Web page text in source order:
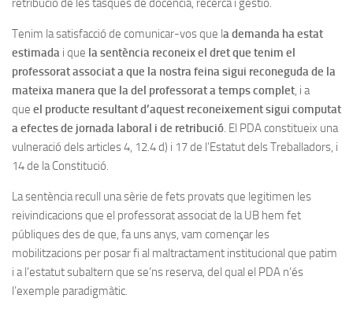
Tenim la satisfacció de comunicar-vos que la demanda ha estat
estimada i que la sentència reconeix el dret que tenim el
professorat associat a que la nostra feina sigui reconeguda de la
mateixa manera que la del professorat a temps complet , i a
que el producte resultant d’aquest reconeixement sigui computat
a efectes de jornada laboral i de retribució . El PDA constitueix una
vulneració dels articles 4, 12.4 d) i 17 de l’Estatut dels Treballadors, i
14 de la Constitució.
La sentència recull una sèrie de fets provats que legitimen les
reivindicacions que el professorat associat de la UB hem fet
públiques des de que, fa uns anys, vam començar les
mobilitzacions per posar fi al maltractament institucional que patim
i a l’estatut subaltern que se’ns reserva, del qual el PDA n’és
l’exemple paradigmàtic.